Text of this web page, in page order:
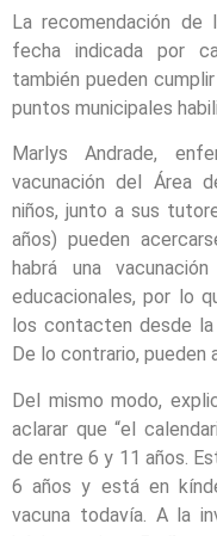
La recomendación de
fecha indicada por
también pueden
puntos municipales
Marlys Andrade,
vacunación del Área
niños, junto a sus
años) pueden
habrá una
educacionales, por lo
los contacten desde
De lo contrario, pueden
Del mismo modo,
aclarar que “el
de entre 6 y 11 años.
6 años y está en
vacuna todavía. A la